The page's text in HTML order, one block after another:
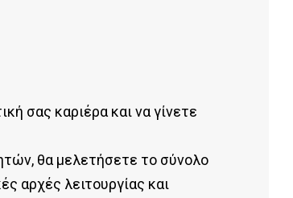
σας καριέρα και να γίνετε
θα μελετήσετε το σύνολο
αρχές λειτουργίας και